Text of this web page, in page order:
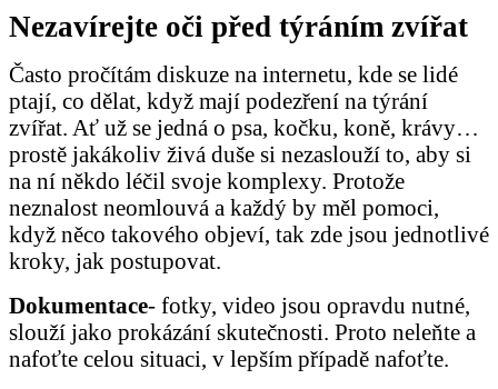
Nezavírejte oči před týráním zvířat
Často pročítám diskuze na internetu, kde se lidé
ptají, co dělat, když mají podezření na týrání
zvířat. Ať už se jedná o psa, kočku, koně, krávy…
prostě jakákoliv živá duše si nezaslouží to, aby si
na ní někdo léčil svoje komplexy. Protože
neznalost neomlouvá a každý by měl pomoci,
když něco takového objeví, tak zde jsou jednotlivé
kroky, jak postupovat.
Dokumentace- fotky, video jsou opravdu nutné,
slouží jako prokázání skutečnosti. Proto neleňte a
nafoťte celou situaci, v lepším případě nafoťte.